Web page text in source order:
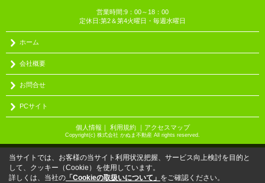
営業時間:9：00～18：00
定休日:第2＆第4火曜日・毎週水曜日
ホーム
会社概要
お問合せ
PCサイト
個人情報 ｜ 利用規約｜ アクセスマップ
Copyright(c) 株式会社 かぬま不動産 All rights reserved.
当サイトでは、お客様の当サイト利用状況把握、サービス向上検討を目的と
して、クッキー（Cookie）を使用しています。
詳しくは、当社の 「Cookieの取扱いについて」 をご確認ください。